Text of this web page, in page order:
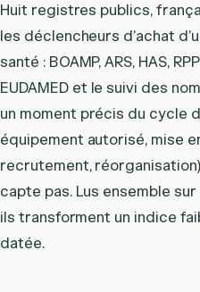
Huit registres publics,
les déclencheurs d’achat
santé : BOAMP, ARS, HAS,
EUDAMED et le suivi des
un moment précis du cycle
équipement autorisé, mise
recrutement,
capte pas. Lus ensemble
ils transforment un indice
datée.